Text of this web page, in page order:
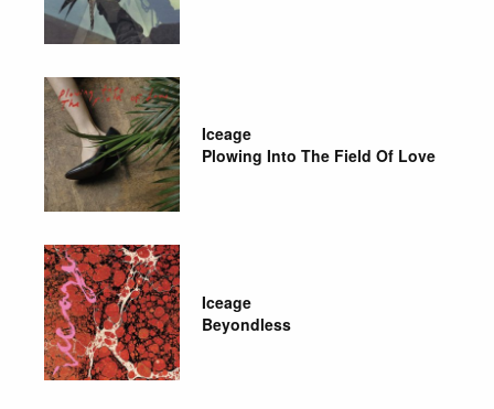
Iceage
Plowing Into The Field Of Love
Iceage
Beyondless